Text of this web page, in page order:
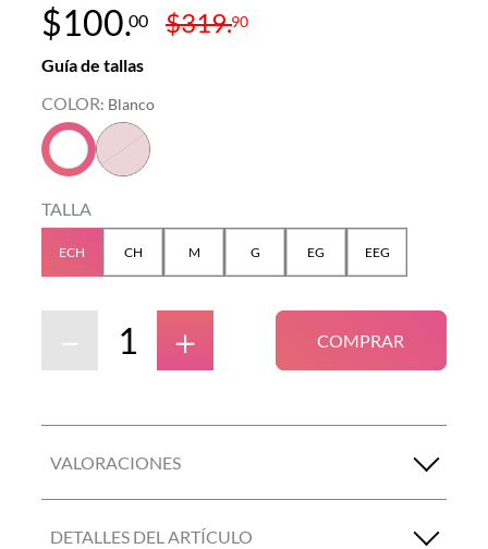
$100.00 $319.90
Guía de tallas
COLOR: Blanco
TALLA
ECH CH M G EG EEG
＋
－ COMPRAR
VALORACIONES
DETALLES DEL ARTÍCULO